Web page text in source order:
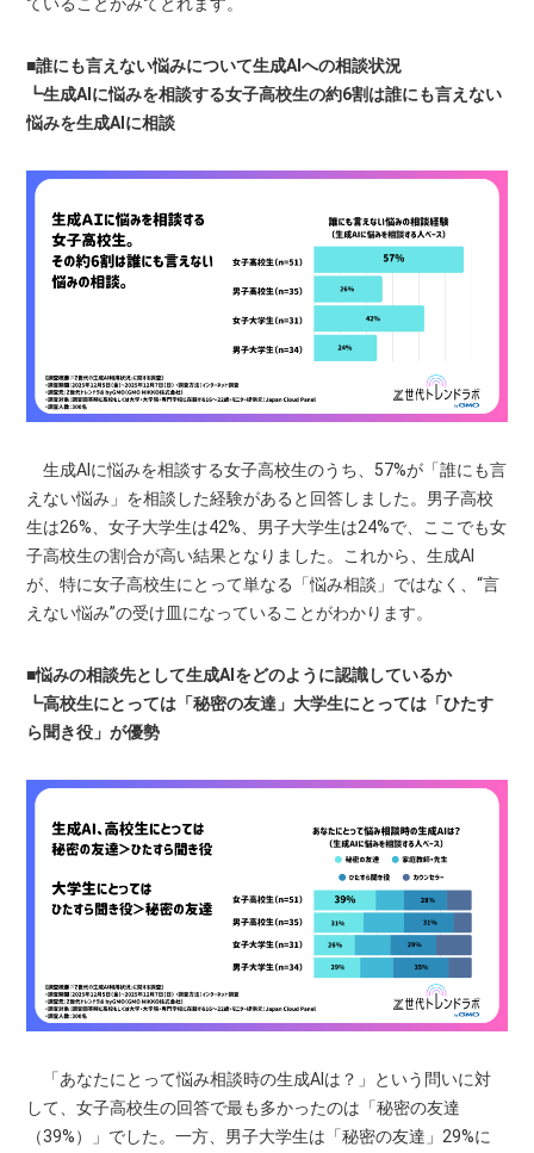
■誰にも言えない悩みについて生成AIへの相談状況
┗生成AIに悩みを相談する女子高校生の約6割は誰にも言えない
悩みを生成AIに相談
生成AIに悩みを相談する女子高校生のうち、57%が「誰にも言
えない悩み」を相談した経験があると回答しました。男子高校
生は26%、女子大学生は42%、男子大学生は24%で、ここでも女
子高校生の割合が高い結果となりました。これから、生成AI
が、特に女子高校生にとって単なる「悩み相談」ではなく、“言
えない悩み”の受け皿になっていることがわかります。
■悩みの相談先として生成AIをどのように認識しているか
┗高校生にとっては「秘密の友達」大学生にとっては「ひたす
ら聞き役」が優勢
「あなたにとって悩み相談時の生成AIは？」という問いに対
して、女子高校生の回答で最も多かったのは「秘密の友達
（39%）」でした。一方、男子大学生は「秘密の友達」29%に